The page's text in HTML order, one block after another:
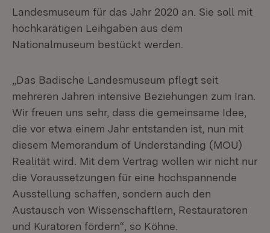
Landesmuseum für das Jahr 2020 an. Sie soll mit
hochkarätigen Leihgaben aus dem
Nationalmuseum bestückt werden.
„Das Badische Landesmuseum pflegt seit
mehreren Jahren intensive Beziehungen zum Iran.
Wir freuen uns sehr, dass die gemeinsame Idee,
die vor etwa einem Jahr entstanden ist, nun mit
diesem Memorandum of Understanding (MOU)
Realität wird. Mit dem Vertrag wollen wir nicht nur
die Voraussetzungen für eine hochspannende
Ausstellung schaffen, sondern auch den
Austausch von Wissenschaftlern, Restauratoren
und Kuratoren fördern“, so Köhne.